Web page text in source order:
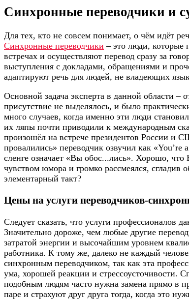
Синхронные переводчики и
Для тех, кто не совсем понимает, о чём идёт
Синхронные переводчики – это люди, которые
встречах и осуществляют перевод сразу за
выступления с докладами, обращениями и
адаптируют речь для людей, не владеющих
Основной задача эксперта в данной области –
присутствие не выделялось, и было
много случаев, когда именно эти люди
их ляпы почти приводили к международным
произошёл на встрече президентов России и
провалились» переводчик озвучил как «You’re
сленге означает «Вы обос...лись». Хорошо,
чувством юмора и громко рассмеялся, сгладив
элементарный такт?
Цены на услуги переводчиков-
Следует сказать, что услуги профессионалов
Значительно дороже, чем любые другие
затратой энергии и высочайшим уровнем
работника. К тому же, далеко не каждый
синхронным переводчиком, так как эта
ума, хорошей реакции и стрессоусточивости.
подобным людям часто нужна замена прямо в
паре и страхуют друг друга тогда, когда это